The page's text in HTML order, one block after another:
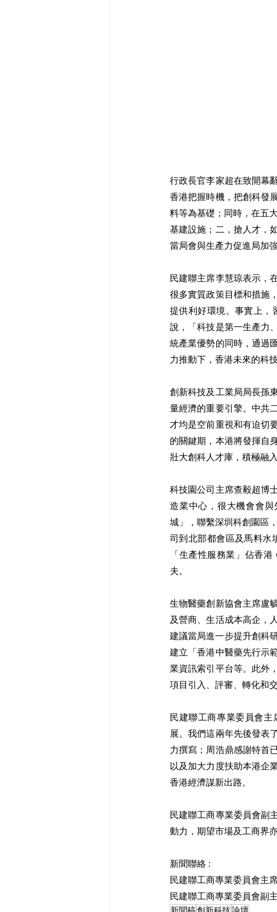
行政長官李家超在致開幕
香港把握時機，把創科發
料等為基礎；同時，在五
基建設施；二，搶人才，
當局會與生產力促進局加
民建聯主席李慧琼表示，
很多實質政策目標和措施
提供利好環境。事實上，
說，「科技是第一生產力
統產業優勢的同時，通過
力推動下，香港未來的科
創新科技及工業局局長孫
量經濟的重要引擎。中共
才均是空前重視和有迫切
的關鍵期，本港將發揮自
壯大創科人才庫，積極融
科技園公司主席查毅超博
造業中心，很大機會會
城」，聯繫深圳科創園區
司到北部都會區及馬料水
「生產性服務業」佔香
夫。
生物醫藥創新協會主席盧
及營商、生活成本高企，
建議當局進一步提升創科
建立「香港中醫藥先行示
業資訊索引平台等。此外
項目引入、評審、轉化和
民建聯工商專業委員會
展。我們這兩年先後發表
力撰寫；周浩鼎感謝特首
以及加大力度扶助本港企
香港經濟謀新出路。
民建聯工商專業委員會副
動力，期望市場及工商界
新聞聯絡 :
民建聯工商專業委員會主
民建聯工商專業委員會副